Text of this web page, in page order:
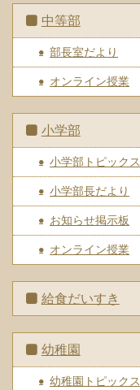
中等部
部長室だより
オンライン授業
小学部
小学部トピックス
小学部長だより
お知らせ掲示板
オンライン授業
給食だいすき
幼稚園
幼稚園トピックス